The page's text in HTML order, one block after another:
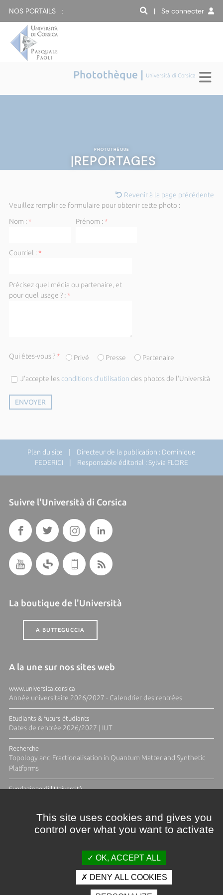
NOS PORTAILS : | Se connecter
Photothèque | Università di Corsica
PHOTOTHÈQUE
|REPORTAGES
Revenir à la page précédente
Veuillez remplir ce formulaire pour obtenir cette photo :
Nom :* Prénom :*
Courriel :*
Précisez quel média ou partenaire, et
pour quel usage ? :*
Qui êtes-vous ?* Privé Presse Partenaire
J’accepte les conditions d’utilisation des photos de l'Università
Plan du site | Directeur de la publication : Dominique
FEDERICI | Responsable éditorial : Sylvia FLORE
Suivre l'Università di Corsica
La boutique de l'Università
A BUTTEGUCCIA
A la une sur nos sites web
www.universita.corsica
Année universitaire 2026/2027 - Calendrier des rentrées
Etudiants & futurs étudiants
Dates de rentrée 2026/2027 | IUT
Recherche
Topology and Fractionalisation in Quantum Matter and Synthetic
Platforms
Fundazione di l'Università
Crédits et mentions légales
This site uses cookies and gives you
control over what you want to activate
OK, ACCEPT ALL
DENY ALL COOKIES